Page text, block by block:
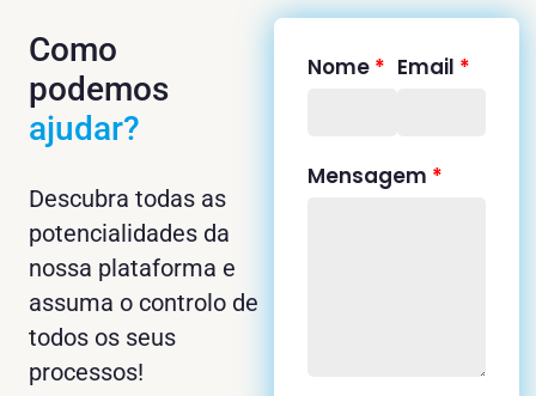
Como
podemos
ajudar?
Descubra todas as
potencialidades da
nossa plataforma e
assuma o controlo de
todos os seus
processos!
Nome * Email *
Mensagem *